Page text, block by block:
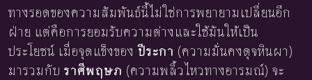
ทางรอดของความสัมพันธ์นี้ไม่ใช่การพยายามเปลี่ยนอีก
ฝ่าย แต่คือการยอมรับความต่างและใช้มันให้เป็น
ประโยชน์ เมื่อจุดแข็งของปีระกา (ความมั่นคงดุจหินผา)
มารวมกับ ราศีพฤษภ (ความพลิ้วไหวทางอารมณ์) จะ